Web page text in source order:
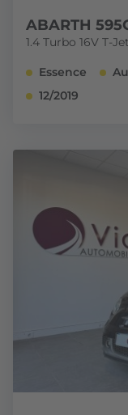
ABARTH
1.4 Turbo 16V T-
Essence
12/2019